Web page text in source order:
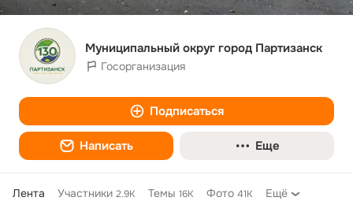
Муниципальный округ город Партизанск
Госорганизация
Подписаться
Написать Еще
Лента Участники 2.9K Темы 16K Фото 41K Ещё